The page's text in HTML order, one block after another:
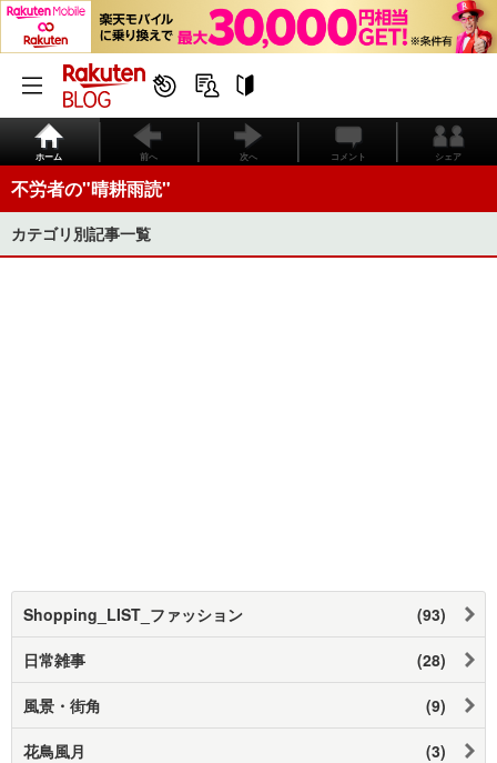
ホーム 前へ 次へ コメント シェア
不労者の"晴耕雨読"
カテゴリ別記事一覧
Shopping_LIST_ファッション (93)
日常雑事 (28)
風景・街角 (9)
花鳥風月 (3)